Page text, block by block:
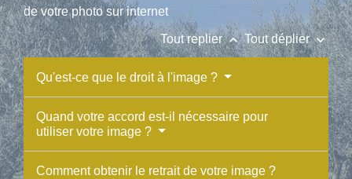
de votre photo sur internet
Tout replierkeyboard_arrow_up Tout déplierkeyboard_arrow_down
Qu'est-ce que le droit à l'image ?
Quand votre accord est-il nécessaire pour
utiliser votre image ?
Comment obtenir le retrait de votre image ?